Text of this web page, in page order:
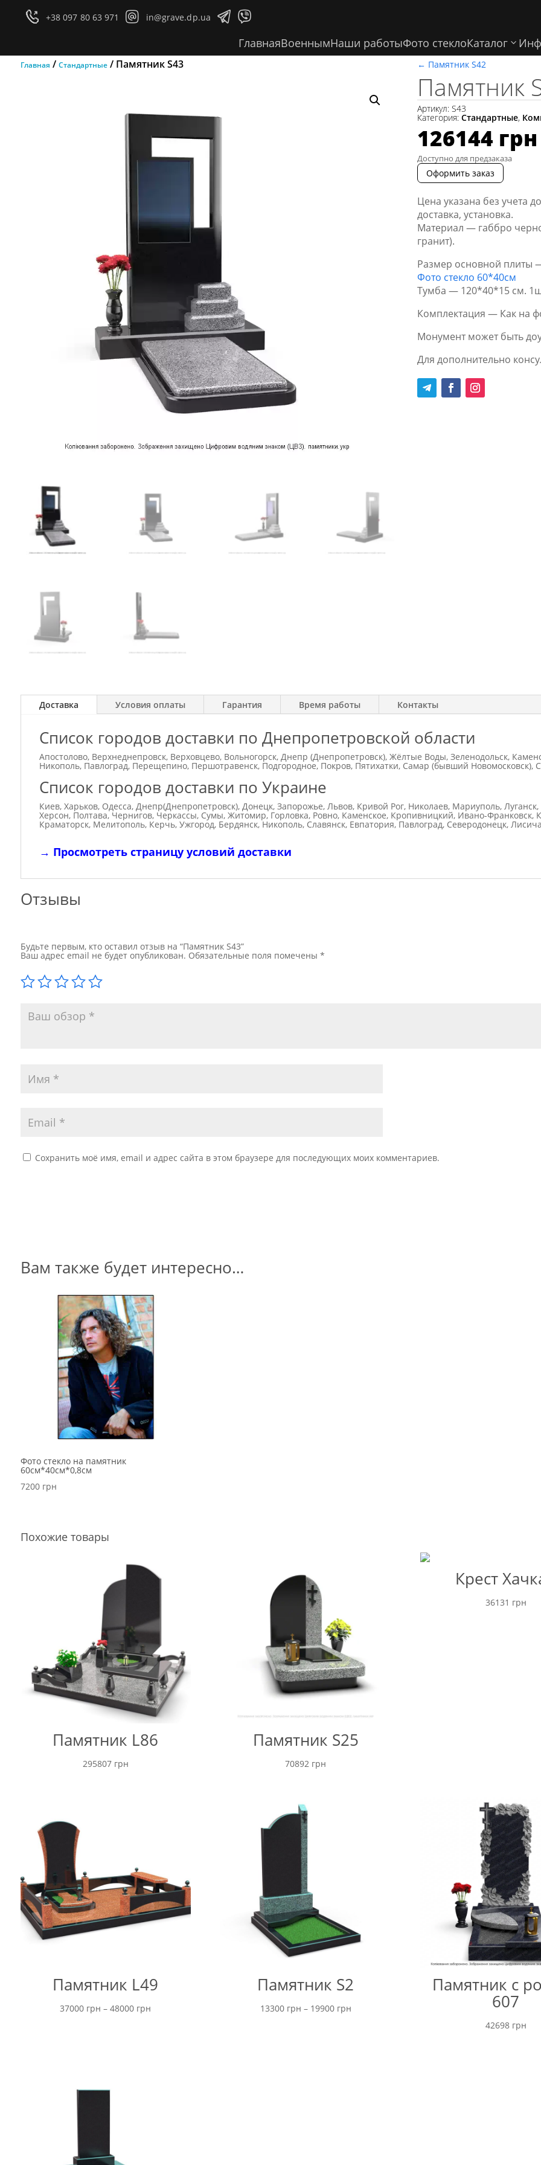
 +38 097 80 63 971  in@grave.dp.ua  
ГлавнаяВоеннымНаши работыФото стеклоКаталог
Главная / Стандартные/ Памятник S43 ← Памятник S42
Памятник
Артикул: S43
Категория:Стандартные,
126144 грн
Доступно для предзаказа
Оформить заказ
Цена указана без учета
доставка, установка.
Материал — габбро
гранит).
Размер основной плиты
Фото стекло 60*40см
Тумба — 120*40*15 см.
Комплектация — Как на
Монумент может быть
Для дополнительно
Доставка Условия оплаты Гарантия Время работы Контакты
Список городов доставки по Днепропетровской области
Апостолово, Верхнеднепровск, Верховцево, Вольногорск, Днепр (Днепропетровск), Жёлтые Воды, Зеленодольск,
Никополь, Павлоград, Перещепино, Першотравенск, Подгородное, Покров, Пятихатки, Самар (бывший Новомосковск),
Список городов доставки по Украине
Киев, Харьков, Одесса, Днепр(Днепропетровск), Донецк, Запорожье, Львов, Кривой Рог, Николаев, Мариуполь,
Херсон, Полтава, Чернигов, Черкассы, Сумы, Житомир, Горловка, Ровно, Каменское, Кропивницкий, Ивано-Франковск,
Краматорск, Мелитополь, Керчь, Ужгород, Бердянск, Никополь, Славянск, Евпатория, Павлоград, Северодонецк,
→ Просмотреть страницу условий доставки
Отзывы
Будьте первым, кто оставил отзыв на “Памятник S43”
Ваш адрес email не будет опубликован. Обязательные поля помечены *
Сохранить моё имя, email и адрес сайта в этом браузере для последующих моих комментариев.
Вам также будет интересно…
Фото стекло на памятник
60см*40см*0,8см
7200 грн
Похожие товары
Памятник L86
295807 грн
Памятник S25
70892 грн
Крест
36131 грн
Памятник L49
37000 грн – 48000 грн
Памятник S2
13300 грн – 19900 грнДиапазон
Памятник с
607
42698 грн